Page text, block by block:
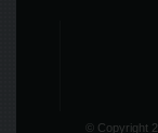
© Copyright